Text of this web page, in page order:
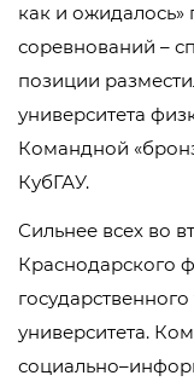
как и ожидалось»
соревнований –
позиции
университета
Командной
КубГАУ.
Сильнее всех во
Краснодарского
университета.